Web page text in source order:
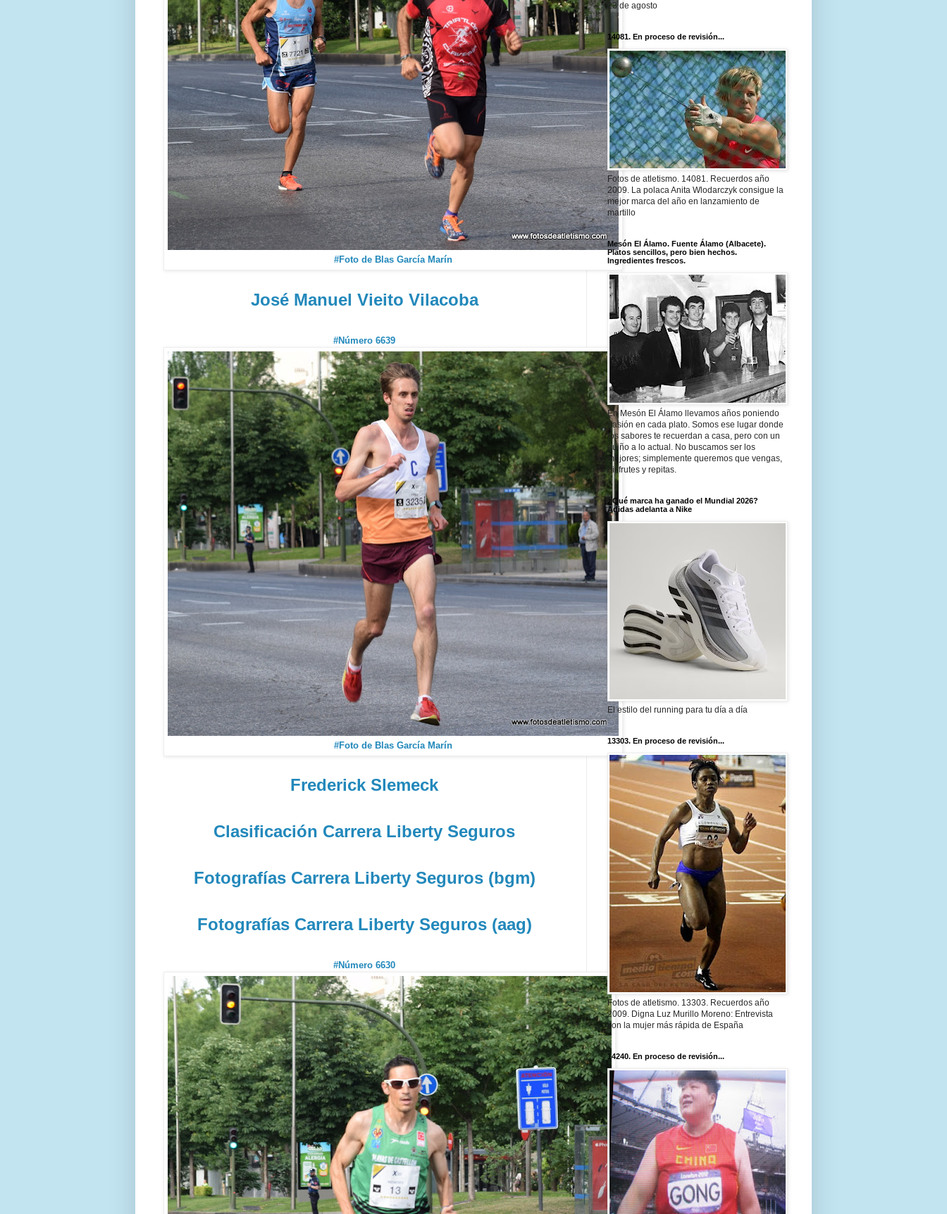
#Foto de Blas García Marín
José Manuel Vieito Vilacoba
#Número 6639
#Foto de Blas García Marín
Frederick Slemeck
Clasificación Carrera Liberty Seguros
Fotografías Carrera Liberty Seguros (bgm)
Fotografías Carrera Liberty Seguros (aag)
#Número 6630
23 de agosto
14081. En proceso de revisión...
Fotos de atletismo. 14081. Recuerdos año
2009. La polaca Anita Wlodarczyk consigue la
mejor marca del año en lanzamiento de
martillo
Mesón El Álamo. Fuente Álamo (Albacete).
Platos sencillos, pero bien hechos.
Ingredientes frescos.
En Mesón El Álamo llevamos años poniendo
pasión en cada plato. Somos ese lugar donde
los sabores te recuerdan a casa, pero con un
guiño a lo actual. No buscamos ser los
mejores; simplemente queremos que vengas,
disfrutes y repitas.
¿Qué marca ha ganado el Mundial 2026?
Adidas adelanta a Nike
El estilo del running para tu día a día
13303. En proceso de revisión...
Fotos de atletismo. 13303. Recuerdos año
2009. Digna Luz Murillo Moreno: Entrevista
con la mujer más rápida de España
14240. En proceso de revisión...